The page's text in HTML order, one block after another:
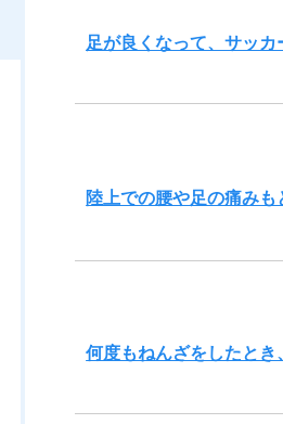
足が良くなって、サッカ
陸上での腰や足の痛み
何度もねんざをしたと